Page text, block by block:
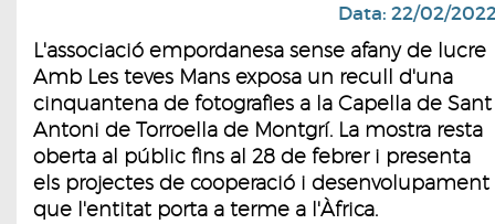
Data: 22/02/
L'associació empordanesa sense afany de lucre
Amb Les teves Mans exposa un recull d'una
cinquantena de fotografies a la Capella de Sant
Antoni de Torroella de Montgrí. La mostra resta
oberta al públic fins al 28 de febrer i presenta
els projectes de cooperació i desenvolupament
que l'entitat porta a terme a l'Àfrica.